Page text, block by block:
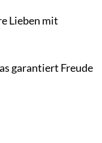
Lieben mit
garantiert Freude